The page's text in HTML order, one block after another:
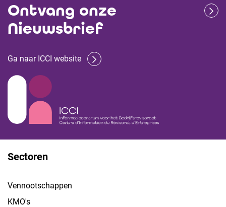
Ontvang onze
Nieuwsbrief
Ga naar ICCI website
Sectoren
Vennootschappen
KMO's